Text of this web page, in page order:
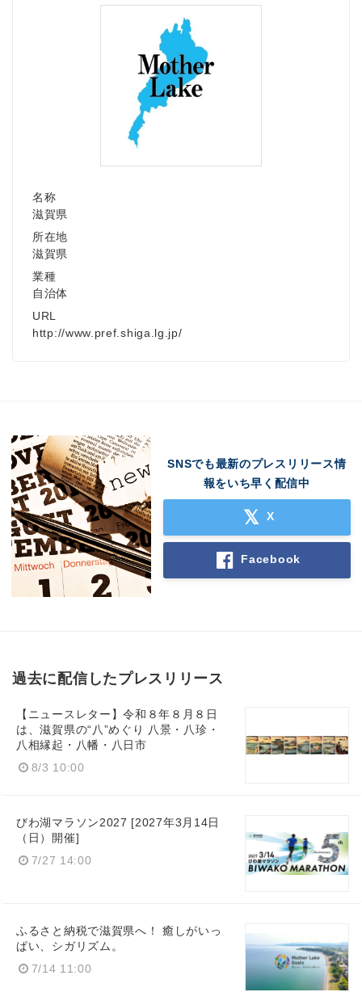
名称
滋賀県
所在地
滋賀県
業種
自治体
URL
http://www.pref.shiga.lg.jp/
SNSでも最新のプレスリリース情
報をいち早く配信中
X
Facebook
過去に配信したプレスリリース
【ニュースレター】令和８年８月８日
は、滋賀県の“八”めぐり 八景・八珍・
八相縁起・八幡・八日市
8/3 10:00
びわ湖マラソン2027 [2027年3月14日
（日）開催]
7/27 14:00
ふるさと納税で滋賀県へ！ 癒しがいっ
ぱい、シガリズム。
7/14 11:00